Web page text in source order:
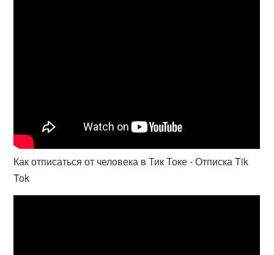
Как отписаться от человека в Тик Токе - Отписка Tik
Tok